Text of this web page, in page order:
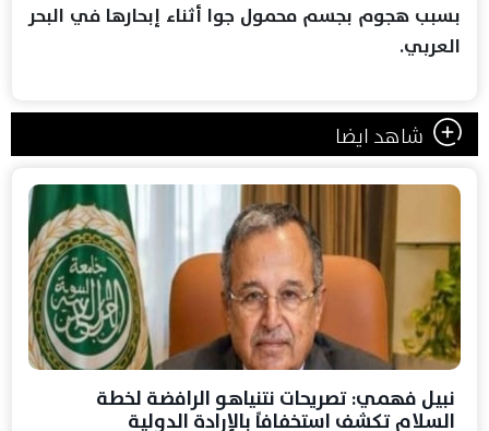
بسبب هجوم بجسم محمول جوا أثناء إبحارها في البحر
العربي.
شاهد ايضا
نبيل فهمي: تصريحات نتنياهو الرافضة لخطة
السلام تكشف استخفافاً بالإرادة الدولية